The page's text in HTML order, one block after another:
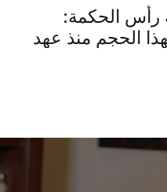
رأس الحكمة:
الحجم منذ عهد